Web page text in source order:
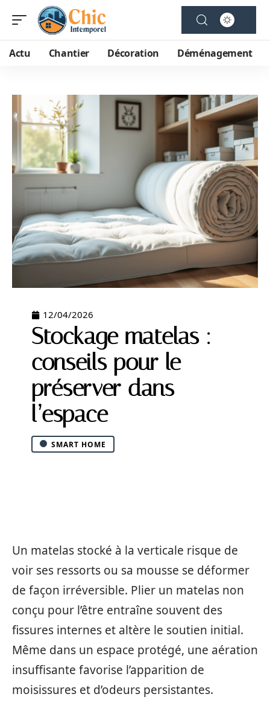
Actu Chantier Décoration Déménagement
12/04/2026
Stockage matelas :
conseils pour le
préserver dans
l’espace
SMART HOME
Un matelas stocké à la verticale risque de
voir ses ressorts ou sa mousse se déformer
de façon irréversible. Plier un matelas non
conçu pour l’être entraîne souvent des
fissures internes et altère le soutien initial.
Même dans un espace protégé, une aération
insuffisante favorise l’apparition de
moisissures et d’odeurs persistantes.